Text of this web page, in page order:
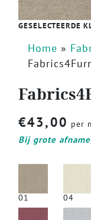
GESELECTEERDE
Home »
€43,00 per
Bij grote
01 04